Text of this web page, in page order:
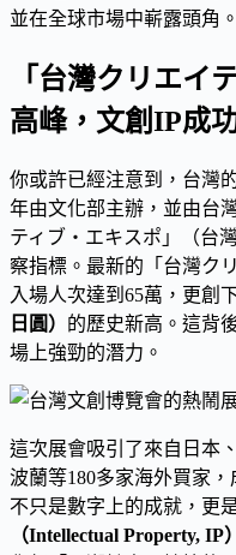
並在全球市場中嶄露頭角。
「台灣クリエイ
高峰，文創IP成
你或許已經注意到，台灣
年由文化部主辦，並由台
ティブ・エキスポ」（台
察指標。最新的「台灣ク
入場人次達到65萬，更創
日圓） 的歷史新高。這背
場上強勁的潛力。
這次展會吸引了來自日本
波蘭等180多家海外買家
不只是數字上的成就，更
（Intellectual Property, IP）